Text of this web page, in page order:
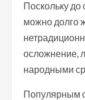
Поскольку
можно долго
осложнение,
народными
Популярным